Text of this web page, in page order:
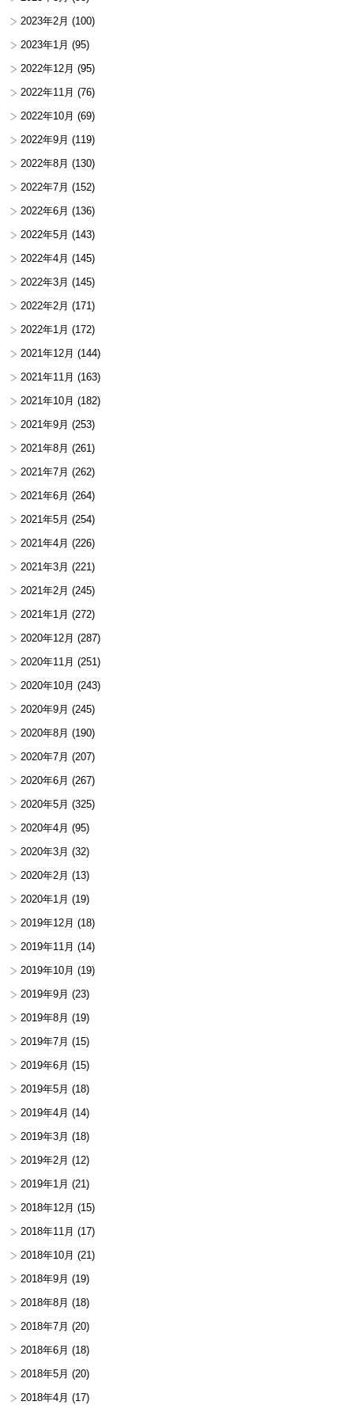
2023年2月 (100)
2023年1月 (95)
2022年12月 (95)
2022年11月 (76)
2022年10月 (69)
2022年9月 (119)
2022年8月 (130)
2022年7月 (152)
2022年6月 (136)
2022年5月 (143)
2022年4月 (145)
2022年3月 (145)
2022年2月 (171)
2022年1月 (172)
2021年12月 (144)
2021年11月 (163)
2021年10月 (182)
2021年9月 (253)
2021年8月 (261)
2021年7月 (262)
2021年6月 (264)
2021年5月 (254)
2021年4月 (226)
2021年3月 (221)
2021年2月 (245)
2021年1月 (272)
2020年12月 (287)
2020年11月 (251)
2020年10月 (243)
2020年9月 (245)
2020年8月 (190)
2020年7月 (207)
2020年6月 (267)
2020年5月 (325)
2020年4月 (95)
2020年3月 (32)
2020年2月 (13)
2020年1月 (19)
2019年12月 (18)
2019年11月 (14)
2019年10月 (19)
2019年9月 (23)
2019年8月 (19)
2019年7月 (15)
2019年6月 (15)
2019年5月 (18)
2019年4月 (14)
2019年3月 (18)
2019年2月 (12)
2019年1月 (21)
2018年12月 (15)
2018年11月 (17)
2018年10月 (21)
2018年9月 (19)
2018年8月 (18)
2018年7月 (20)
2018年6月 (18)
2018年5月 (20)
2018年4月 (17)